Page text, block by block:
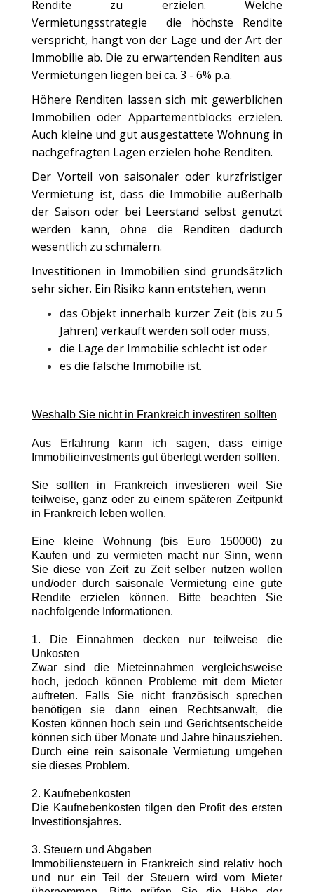
Rendite zu erzielen. Welche
Vermietungsstrategie die höchste Rendite
verspricht, hängt von der Lage und der Art der
Immobilie ab. Die zu erwartenden Renditen aus
Vermietungen liegen bei ca. 3 - 6% p.a.
Höhere Renditen lassen sich mit gewerblichen
Immobilien oder Appartementblocks erzielen.
Auch kleine und gut ausgestattete Wohnung in
nachgefragten Lagen erzielen hohe Renditen.
Der Vorteil von saisonaler oder kurzfristiger
Vermietung ist, dass die Immobilie außerhalb
der Saison oder bei Leerstand selbst genutzt
werden kann, ohne die Renditen dadurch
wesentlich zu schmälern.
Investitionen in Immobilien sind grundsätzlich
sehr sicher. Ein Risiko kann entstehen, wenn
das Objekt innerhalb kurzer Zeit (bis zu 5
Jahren) verkauft werden soll oder muss,
die Lage der Immobilie schlecht ist oder
es die falsche Immobilie ist.
Weshalb Sie nicht in Frankreich investiren sollten
Aus Erfahrung kann ich sagen, dass einige
Immobilieinvestments gut überlegt werden sollten.
Sie sollten in Frankreich investieren weil Sie
teilweise, ganz oder zu einem späteren Zeitpunkt
in Frankreich leben wollen.
Eine kleine Wohnung (bis Euro 150000) zu
Kaufen und zu vermieten macht nur Sinn, wenn
Sie diese von Zeit zu Zeit selber nutzen wollen
und/oder durch saisonale Vermietung eine gute
Rendite erzielen können. Bitte beachten Sie
nachfolgende Informationen.
1. Die Einnahmen decken nur teilweise die
Unkosten
Zwar sind die Mieteinnahmen vergleichsweise
hoch, jedoch können Probleme mit dem Mieter
auftreten. Falls Sie nicht französisch sprechen
benötigen sie dann einen Rechtsanwalt, die
Kosten können hoch sein und Gerichtsentscheide
können sich über Monate und Jahre hinausziehen.
Durch eine rein saisonale Vermietung umgehen
sie dieses Problem.
2. Kaufnebenkosten
Die Kaufnebenkosten tilgen den Profit des ersten
Investitionsjahres.
3. Steuern und Abgaben
Immobiliensteuern in Frankreich sind relativ hoch
und nur ein Teil der Steuern wird vom Mieter